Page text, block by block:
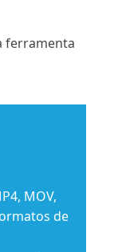
ferramenta
MOV,
de